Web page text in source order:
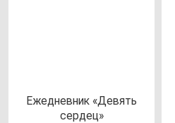
Ежед­нев­ник «Девять
сер­дец»